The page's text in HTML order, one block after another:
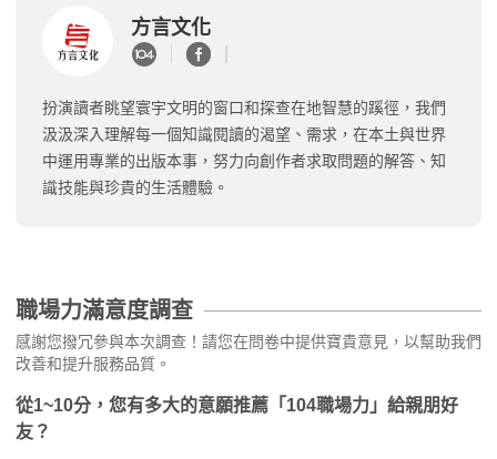
方言文化
扮演讀者眺望寰宇文明的窗口和探查在地智慧的蹊徑，我們
汲汲深入理解每一個知識閱讀的渴望、需求，在本土與世界
中運用專業的出版本事，努力向創作者求取問題的解答、知
識技能與珍貴的生活體驗。
職場力滿意度調查
感謝您撥冗參與本次調查！請您在問卷中提供寶貴意見，以幫助我們
改善和提升服務品質。
從1~10分，您有多大的意願推薦「104職場力」給親朋好
友？